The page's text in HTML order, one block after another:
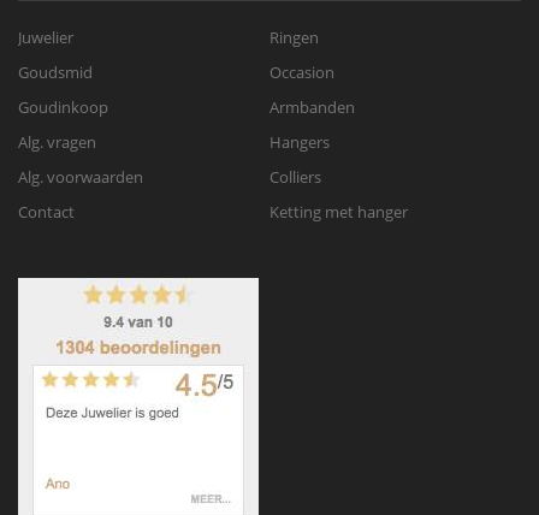
Juwelier
Goudsmid
Goudinkoop
Alg. vragen
Alg. voorwaarden
Contact
Ringen
Occasion
Armbanden
Hangers
Colliers
Ketting met hanger